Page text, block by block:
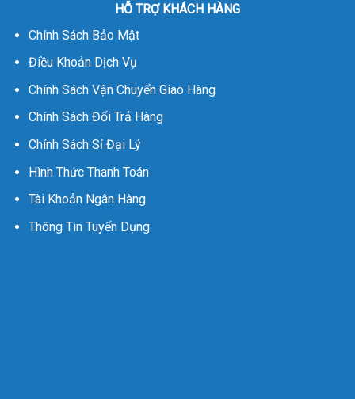
HỖ TRỢ KHÁCH HÀNG
Chính Sách Bảo Mật
Điều Khoản Dịch Vụ
Chính Sách Vận Chuyển Giao Hàng
Chính Sách Đổi Trả Hàng
Chính Sách Sỉ Đại Lý
Hình Thức Thanh Toán
Tài Khoản Ngân Hàng
Thông Tin Tuyển Dụng